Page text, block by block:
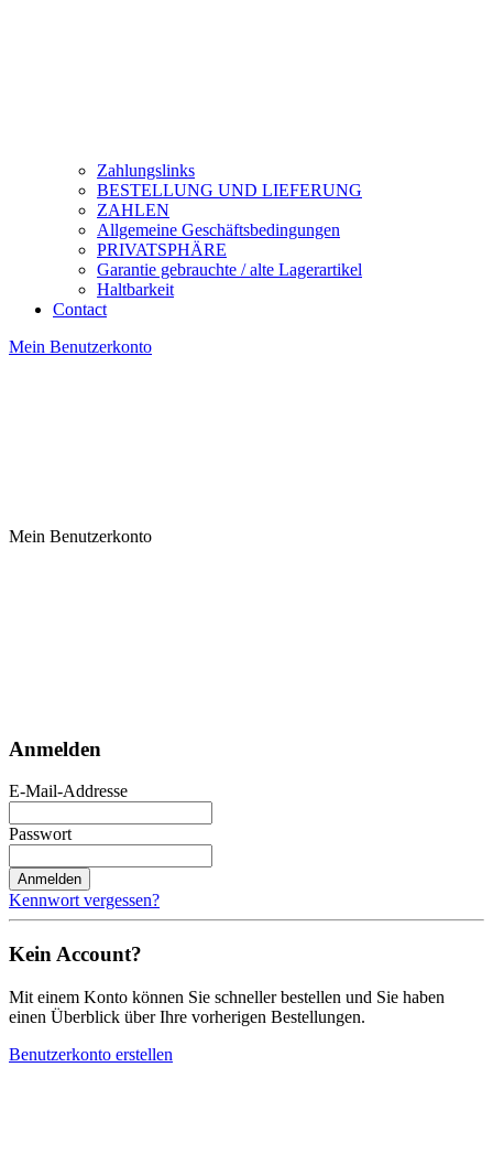
Zahlungslinks
BESTELLUNG UND LIEFERUNG
ZAHLEN
Allgemeine Geschäftsbedingungen
PRIVATSPHÄRE
Garantie gebrauchte / alte Lagerartikel
Haltbarkeit
Contact
Mein Benutzerkonto
Mein Benutzerkonto
Anmelden
E-Mail-Addresse
Passwort
Anmelden
Kennwort vergessen?
Kein Account?
Mit einem Konto können Sie schneller bestellen und Sie haben
einen Überblick über Ihre vorherigen Bestellungen.
Benutzerkonto erstellen